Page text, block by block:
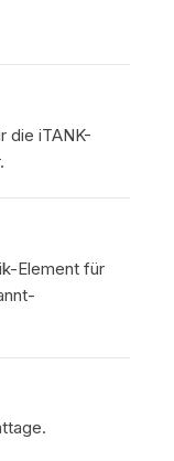
die iTANK-
Element für